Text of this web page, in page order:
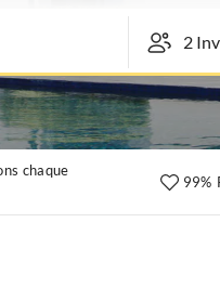
chaque
99%